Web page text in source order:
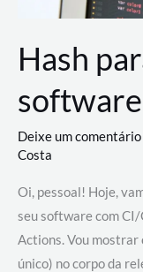
Hash
Deixe um comentário
Costa
Oi, pessoal! Hoje,
seu software com
Actions. Vou mostrar
único) no corpo da